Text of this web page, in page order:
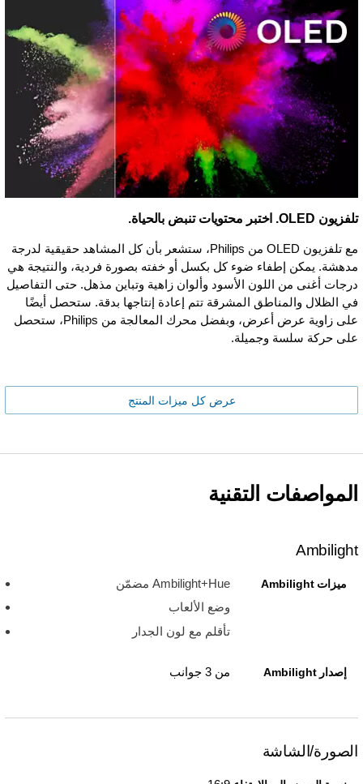
تلفزيون OLED. اختبر محتويات تنبض بالحياة.
مع تلفزيون OLED من Philips، ستشعر بأن كل المشاهد حقيقية لدرجة
مدهشة. يمكن إطفاء ضوء كل بكسل أو خفته بصورة فردية، والنتيجة هي
درجات أغنى من اللون الأسود وألوان زاهية وتباين مذهل. حتى التفاصيل
في الظلال والمناطق المشرقة تتم إعادة إنتاجها بدقة. ستحصل أيضًا
على زاوية عرض أعرض، وبفضل محرك المعالجة من Philips، ستحصل
على حركة سلسة وجميلة.
عرض كل ميزات المنتج
المواصفات التقنية
Ambilight
ميزات Ambilight
Ambilight+Hue مضمّن
وضع الألعاب
تأقلم مع لون الجدار
إصدار Ambilight من 3 جوانب
الصورة/الشاشة